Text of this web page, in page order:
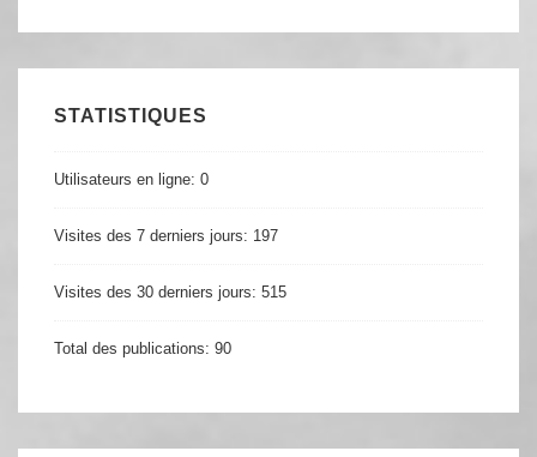
STATISTIQUES
Utilisateurs en ligne: 0
Visites des 7 derniers jours: 197
Visites des 30 derniers jours: 515
Total des publications: 90